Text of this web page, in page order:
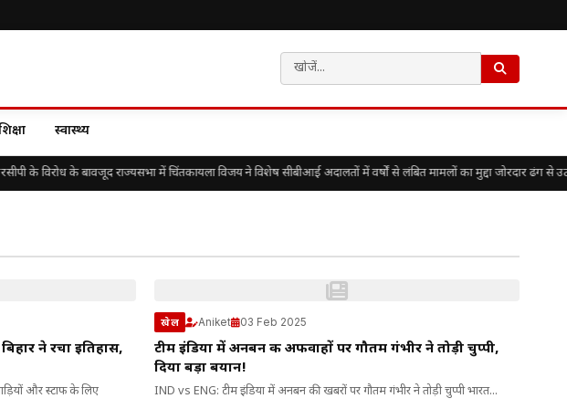
स्वास्थ्य
के विरोध के बावजूद राज्यसभा में चिंतकायला विजय ने विशेष सीबीआई अदालतों में वर्षों से लंबित मामलों का मुद्दा जोरदार ढंग से
ने रचा इतिहास,
और स्टाफ के लिए
खेल Aniket 03 Feb 2025
टीम इंडिया में अनबन की अफवाहों पर गौतम गंभीर ने तोड़ी चुप्पी,
दिया बड़ा बयान!
IND vs ENG: टीम इंडिया में अनबन की खबरों पर गौतम गंभीर ने तोड़ी चुप्पी भारत...